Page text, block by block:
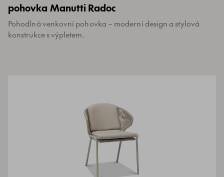
pohovka Manutti Radoc
Pohodlná venkovní pohovka – moderní design a stylová
konstrukce s výpletem.